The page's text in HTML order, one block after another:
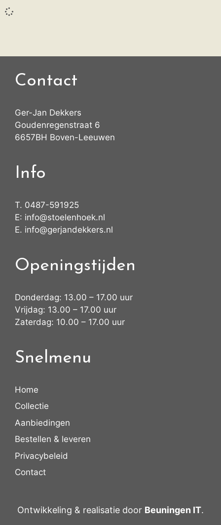
Contact
Ger-Jan Dekkers
Goudenregenstraat 6
6657BH Boven-Leeuwen
Info
T. 0487-591925
E: info@stoelenhoek.nl
E. info@gerjandekkers.nl
Openingstijden
Donderdag: 13.00 – 17.00 uur
Vrijdag: 13.00 – 17.00 uur
Zaterdag: 10.00 – 17.00 uur
Snelmenu
Home
Collectie
Aanbiedingen
Bestellen & leveren
Privacybeleid
Contact
Ontwikkeling & realisatie door Beuningen IT.